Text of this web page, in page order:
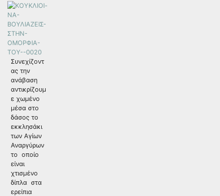
Συνεχίζοντ
ας την
ανάβαση
αντικρίζουμ
ε χωμένο
μέσα στο
δάσος το
εκκλησάκι
των Αγίων
Αναργύρων
το οποίο
είναι
χτισμένο
δίπλα στα
ερείπια